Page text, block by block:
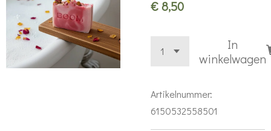
€ 8,50
In
winkelwagen
Artikelnummer:
6150532558501